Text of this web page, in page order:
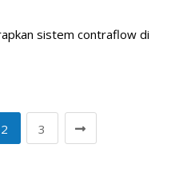
sistem contraflow di
2 3